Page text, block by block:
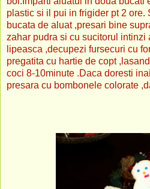
plastic si il pui in frigider pt 2 ore.
bucata de aluat ,presari bine
zahar pudra si cu sucitorul intinzi
lipeasca ,decupezi fursecuri cu
pregatita cu hartie de copt
coci 8-10minute .Daca doresti
presara cu bombonele colorate